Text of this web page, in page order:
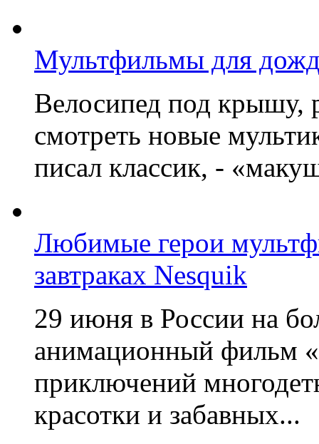
Мультфильмы для
Велосипед под крышу,
смотреть новые
писал классик, -
Любимые герои
завтраках Nesquik
29 июня в России на
анимационный фильм
приключений
красотки и забавных...